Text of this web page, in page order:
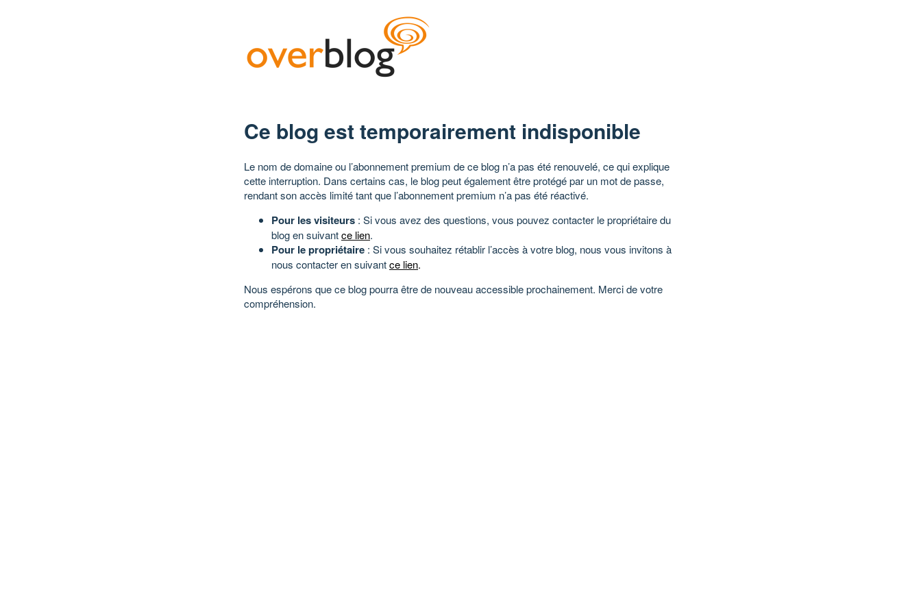
Ce blog est temporairement indisponible
Le nom de domaine ou l’abonnement premium de ce blog n’a pas été renouvelé, ce qui explique
cette interruption. Dans certains cas, le blog peut également être protégé par un mot de passe,
rendant son accès limité tant que l’abonnement premium n’a pas été réactivé.
Pour les visiteurs : Si vous avez des questions, vous pouvez contacter le propriétaire du
blog en suivantce lien.
Pour le propriétaire : Si vous souhaitez rétablir l’accès à votre blog, nous vous invitons à
nous contacter en suivantce lien.
Nous espérons que ce blog pourra être de nouveau accessible prochainement. Merci de votre
compréhension.